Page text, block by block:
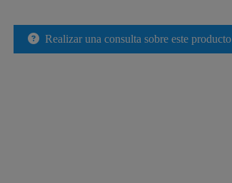
Realizar una consulta sobre este producto